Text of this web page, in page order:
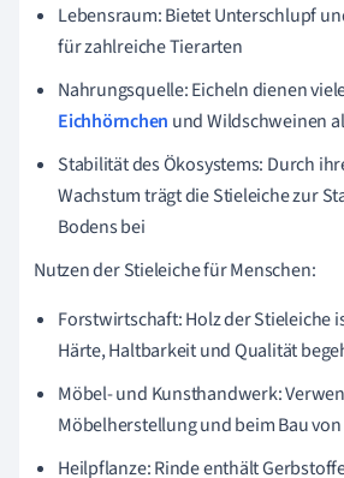
Lebensraum: Bietet Unterschlupf
für zahlreiche Tierarten
Nahrungsquelle: Eicheln dienen
Eichhörnchen und Wildschweinen
Stabilität des Ökosystems: Durch
Wachstum trägt die Stieleiche zur
Bodens bei
Nutzen der Stieleiche für Menschen:
Forstwirtschaft: Holz der Stieleiche
Härte, Haltbarkeit und Qualität
Möbel- und Kunsthandwerk:
Möbelherstellung und beim Bau
Heilpflanze: Rinde enthält